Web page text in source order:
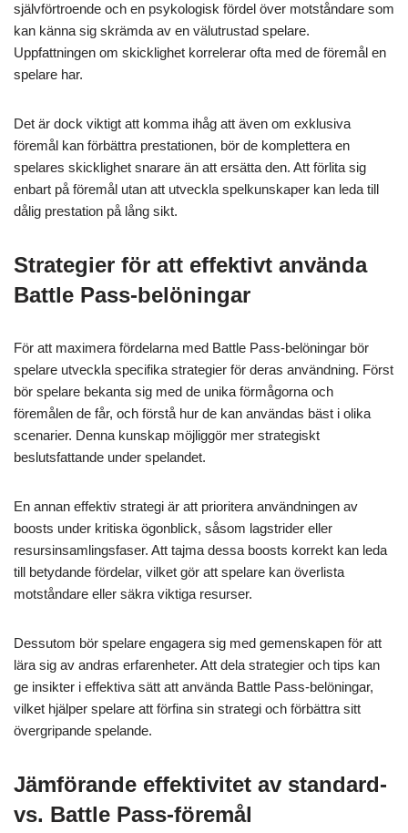
självförtroende och en psykologisk fördel över motståndare som
kan känna sig skrämda av en välutrustad spelare.
Uppfattningen om skicklighet korrelerar ofta med de föremål en
spelare har.
Det är dock viktigt att komma ihåg att även om exklusiva
föremål kan förbättra prestationen, bör de komplettera en
spelares skicklighet snarare än att ersätta den. Att förlita sig
enbart på föremål utan att utveckla spelkunskaper kan leda till
dålig prestation på lång sikt.
Strategier för att effektivt använda
Battle Pass-belöningar
För att maximera fördelarna med Battle Pass-belöningar bör
spelare utveckla specifika strategier för deras användning. Först
bör spelare bekanta sig med de unika förmågorna och
föremålen de får, och förstå hur de kan användas bäst i olika
scenarier. Denna kunskap möjliggör mer strategiskt
beslutsfattande under spelandet.
En annan effektiv strategi är att prioritera användningen av
boosts under kritiska ögonblick, såsom lagstrider eller
resursinsamlingsfaser. Att tajma dessa boosts korrekt kan leda
till betydande fördelar, vilket gör att spelare kan överlista
motståndare eller säkra viktiga resurser.
Dessutom bör spelare engagera sig med gemenskapen för att
lära sig av andras erfarenheter. Att dela strategier och tips kan
ge insikter i effektiva sätt att använda Battle Pass-belöningar,
vilket hjälper spelare att förfina sin strategi och förbättra sitt
övergripande spelande.
Jämförande effektivitet av standard-
vs. Battle Pass-föremål